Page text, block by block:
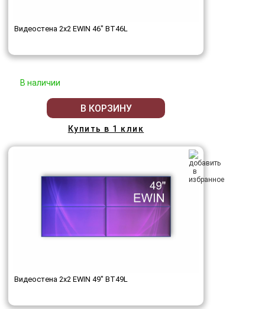
Видеостена 2x2 EWIN 46" BT46L
В наличии
В КОРЗИНУ
Купить в 1 клик
Видеостена 2x2 EWIN 49" BT49L